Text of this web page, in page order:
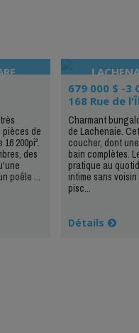
pièces de
200pi².
des
poêle ...
679 000 $ -3
168 Rue de
Charmant
de Lachenaie.
coucher, dont
bain complètes.
pratique au
intime sans
pisc...
Détails